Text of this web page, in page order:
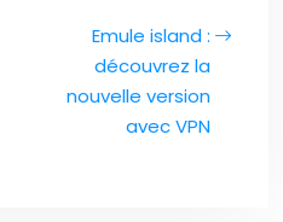
Emule island :
découvrez la
nouvelle version
avec VPN